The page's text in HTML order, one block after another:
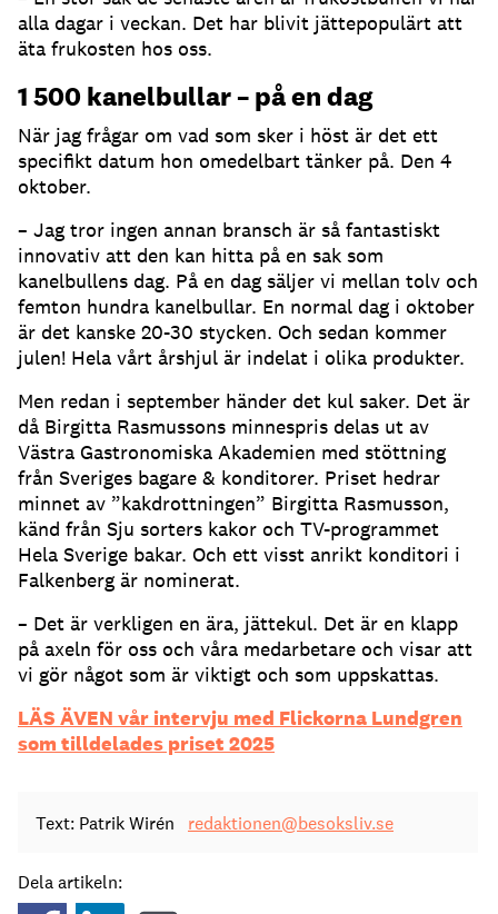
alla dagar i veckan. Det har blivit jättepopulärt att
äta frukosten hos oss.
1 500 kanelbullar – på en dag
När jag frågar om vad som sker i höst är det ett
specifikt datum hon omedelbart tänker på. Den 4
oktober.
– Jag tror ingen annan bransch är så fantastiskt
innovativ att den kan hitta på en sak som
kanelbullens dag. På en dag säljer vi mellan tolv och
femton hundra kanelbullar. En normal dag i oktober
är det kanske 20-30 stycken. Och sedan kommer
julen! Hela vårt årshjul är indelat i olika produkter.
Men redan i september händer det kul saker. Det är
då Birgitta Rasmussons minnespris delas ut av
Västra Gastronomiska Akademien med stöttning
från Sveriges bagare & konditorer. Priset hedrar
minnet av ”kakdrottningen” Birgitta Rasmusson,
känd från Sju sorters kakor och TV-programmet
Hela Sverige bakar. Och ett visst anrikt konditori i
Falkenberg är nominerat.
– Det är verkligen en ära, jättekul. Det är en klapp
på axeln för oss och våra medarbetare och visar att
vi gör något som är viktigt och som uppskattas.
LÄS ÄVEN vår intervju med Flickorna Lundgren
som tilldelades priset 2025
Text: Patrik Wirén redaktionen@besoksliv.se
Dela artikeln: